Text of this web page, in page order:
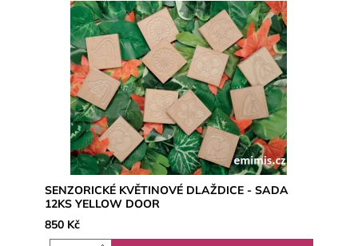
SENZORICKÉ KVĚTINOVÉ DLAŽDICE - SADA
12KS YELLOW DOOR
850 Kč